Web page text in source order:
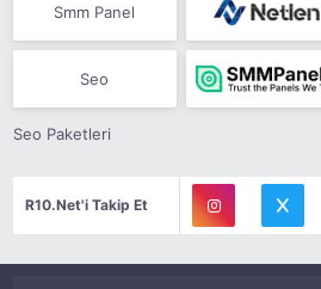
Smm Panel
Seo
Seo Paketleri
R10.Net'i Takip Et